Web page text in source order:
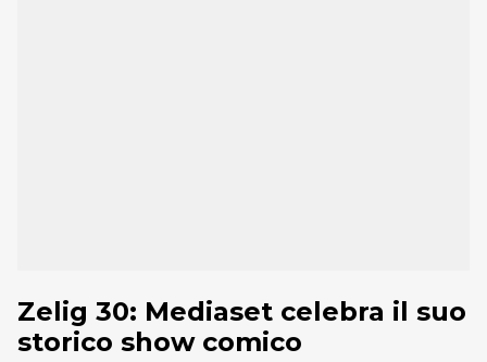
Zelig 30: Mediaset celebra il suo
storico show comico